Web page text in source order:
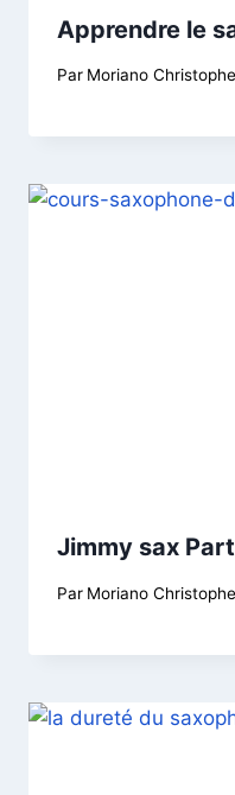
Apprendre le
Par Moriano Christophe
Jimmy sax
Par Moriano Christophe